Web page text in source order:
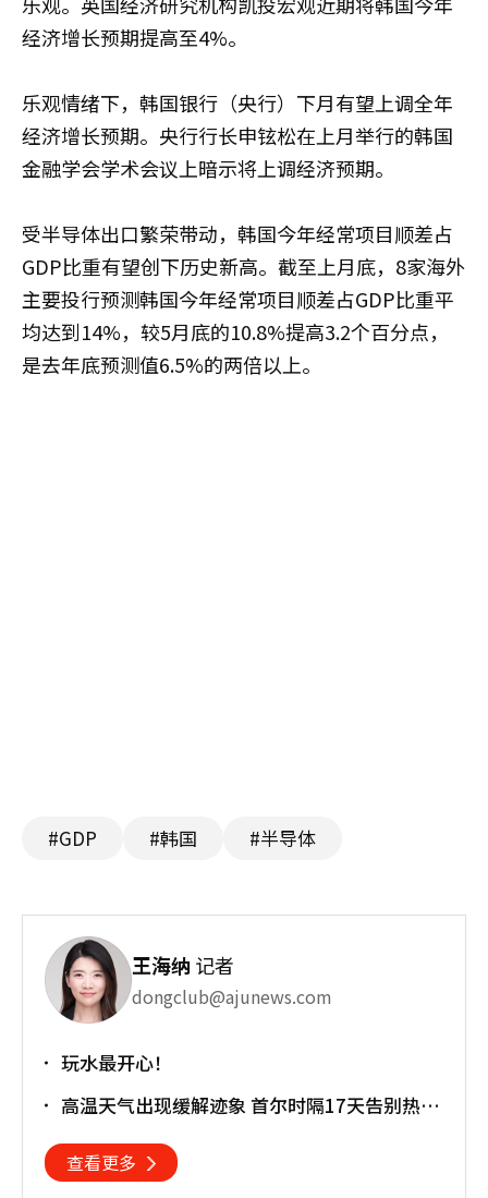
经济增长预期提高至4%。
乐观情绪下，韩国银行（央行）下月有望上调全年
经济增长预期。央行行长申铉松在上月举行的韩国
金融学会学术会议上暗示将上调经济预期。
受半导体出口繁荣带动，韩国今年经常项目顺差占
GDP比重有望创下历史新高。截至上月底，8家海外
主要投行预测韩国今年经常项目顺差占GDP比重平
均达到14%，较5月底的10.8%提高3.2个百分点，
是去年底预测值6.5%的两倍以上。
#GDP #韩国 #半导体
王海纳 记者
dongclub@ajunews.com
玩水最开心！
高温天气出现缓解迹象 首尔时隔17天告别热带
查看更多